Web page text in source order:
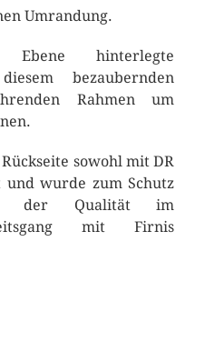
Umrandung.
hinterlegte
bezaubernden
Rahmen um
sowohl mit DR
wurde zum Schutz
der Qualität im
mit Firnis